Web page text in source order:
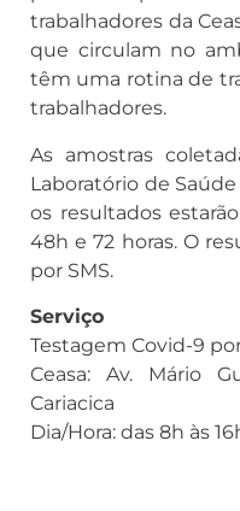
trabalhadores da
que circulam no
têm uma rotina de
trabalhadores.
As amostras
Laboratório de
os resultados
48h e 72 horas. O
por SMS.
Serviço
Testagem Covid-9
Ceasa: Av. Mário
Cariacica
Dia/Hora: das 8h às